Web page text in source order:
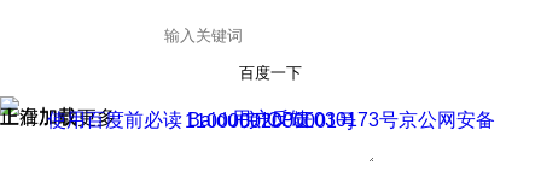
百度一下
正在加载
上滑加载更多 用户反馈
使用百度前必读 Baidu 京ICP证030173号
京公网安备11000002000001号